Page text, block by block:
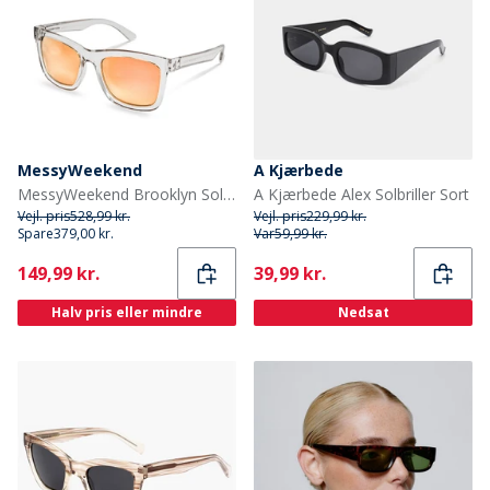
MessyWeekend
MessyWeekend Brooklyn Solbriller Crystal
Vejl. pris528,99 kr.
Spare379,00 kr.
Current
149,99 kr.
Halv pris eller mindre
A Kjærbede
A Kjærbede Alex Solbriller Sort
Vejl. pris229,99 kr.
Var59,99 kr.
Current
39,99 kr.
Nedsat